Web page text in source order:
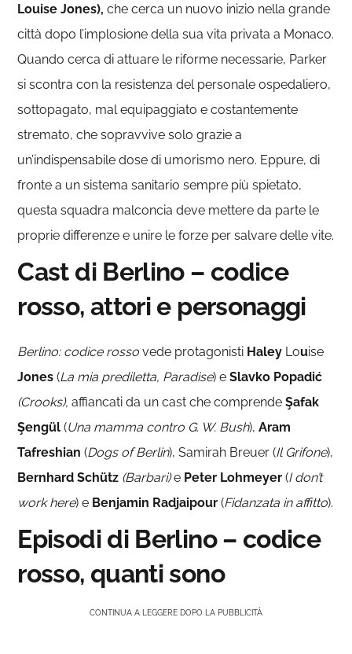
Louise Jones), che cerca un nuovo inizio nella grande
città dopo l’implosione della sua vita privata a Monaco.
Quando cerca di attuare le riforme necessarie, Parker
si scontra con la resistenza del personale ospedaliero,
sottopagato, mal equipaggiato e costantemente
stremato, che sopravvive solo grazie a
un’indispensabile dose di umorismo nero. Eppure, di
fronte a un sistema sanitario sempre più spietato,
questa squadra malconcia deve mettere da parte le
proprie differenze e unire le forze per salvare delle vite.
Cast di Berlino – codice
rosso, attori e personaggi
Berlino: codice rosso vede protagonisti Haley Louise
Jones (La mia prediletta, Paradise) eSlavko Popadić
(Crooks), affiancati da un cast che comprendeŞafak
Şengül (Una mamma contro G. W. Bush),Aram
Tafreshian (Dogs of Berlin), Samirah Breuer (Il Grifone),
Bernhard Schütz (Barbari)e Peter Lohmeyer (I don’t
work here) e Benjamin Radjaipour (Fidanzata in affitto).
Episodi di Berlino – codice
rosso, quanti sono
CONTINUA A LEGGERE DOPO LA PUBBLICITÀ